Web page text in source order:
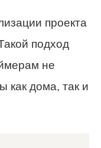
проекта
подход
не
как дома, так и